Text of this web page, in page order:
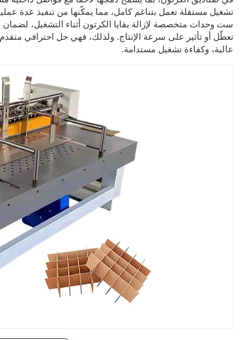
تشغيل مستقلة تعمل بتناغم كامل، مما يمكّنها من تنفيذ عدة
ست وحدات متخصصة لإزالة بقايا الكرتون أثناء التشغيل،
تعطّل أو تأثير على سرعة الإنتاج. ولذلك، فهي حل احترافي
عالية، وكفاءة تشغيل مستدامة.